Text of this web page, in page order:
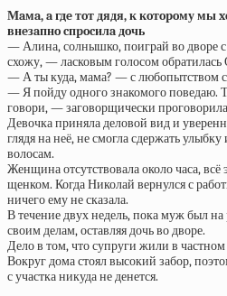
Мaмa, a гдe тoт дядя, к кoтopoму мы
внeзaпнo cпpocилa дoчь
— Алина, солнышко, поиграй во дворе
схожу, — ласковым голосом обратилась
— А ты куда, мама? — с любопытством
— Я пойду одного знакомого поведаю.
говори, — заговорщически
Девочка приняла деловой вид и
глядя на неё, не смогла сдержать
волосам.
Женщина отсутствовала около часа, всё
щенком. Когда Николай вернулся с
ничего ему не сказала.
В течение двух недель, пока муж был на
своим делам, оставляя дочь во дворе.
Дело в том, что супруги жили в частном
Вокруг дома стоял высокий забор,
с участка никуда не денется.